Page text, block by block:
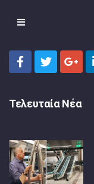
Τελευταία Νέα